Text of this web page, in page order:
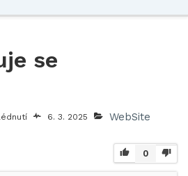
se
6. 3. 2025 WebSite
0